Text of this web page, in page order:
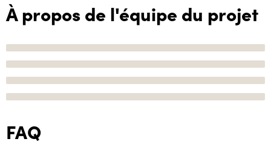
À propos de l'équipe du projet
FAQ